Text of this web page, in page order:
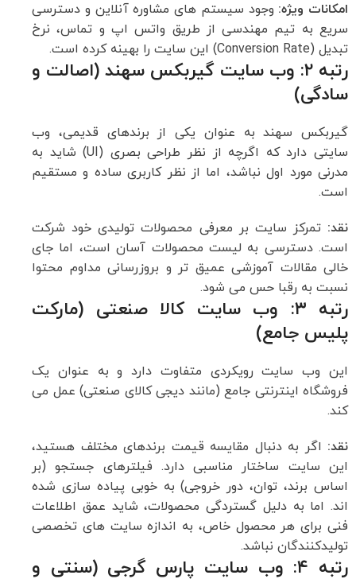
امکانات ویژه: وجود سیستم های مشاوره آنلاین و دسترسی
سریع به تیم مهندسی از طریق واتس اپ و تماس، نرخ
تبدیل (Conversion Rate) این سایت را بهینه کرده است.
رتبه ۲: وب سایت گیربکس سهند (اصالت و
سادگی)
گیربکس سهند به عنوان یکی از برندهای قدیمی، وب
سایتی دارد که اگرچه از نظر طراحی بصری (UI) شاید به
مدرنی مورد اول نباشد، اما از نظر کاربری ساده و مستقیم
است.
نقد: تمرکز سایت بر معرفی محصولات تولیدی خود شرکت
است. دسترسی به لیست محصولات آسان است، اما جای
خالی مقالات آموزشی عمیق تر و بروزرسانی مداوم محتوا
نسبت به رقبا حس می شود.
رتبه ۳: وب سایت کالا صنعتی (مارکت
پلیس جامع)
این وب سایت رویکردی متفاوت دارد و به عنوان یک
فروشگاه اینترنتی جامع (مانند دیجی کالای صنعتی) عمل می
کند.
نقد: اگر به دنبال مقایسه قیمت برندهای مختلف هستید،
این سایت ساختار مناسبی دارد. فیلترهای جستجو (بر
اساس برند، توان، دور خروجی) به خوبی پیاده سازی شده
اند. اما به دلیل گستردگی محصولات، شاید عمق اطلاعات
فنی برای هر محصول خاص، به اندازه سایت های تخصصی
تولیدکنندگان نباشد.
رتبه ۴: وب سایت پارس گرجی (سنتی و